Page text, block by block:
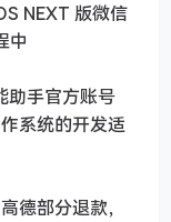
NEXT 版微信
中
助手官方账号
系统的开发适
德部分退款，